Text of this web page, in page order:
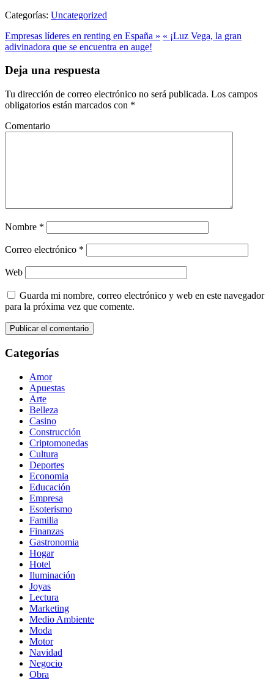
Categorías: Uncategorized
Empresas líderes en renting en España » « ¡Luz Vega, la gran
adivinadora que se encuentra en auge!
Deja una respuesta
Tu dirección de correo electrónico no será publicada. Los campos
obligatorios están marcados con *
Comentario
Nombre *
Correo electrónico *
Web
Guarda mi nombre, correo electrónico y web en este navegador
para la próxima vez que comente.
Categorías
Amor
Apuestas
Arte
Belleza
Casino
Construcción
Criptomonedas
Cultura
Deportes
Economia
Educación
Empresa
Esoterismo
Familia
Finanzas
Gastronomia
Hogar
Hotel
Iluminación
Joyas
Lectura
Marketing
Medio Ambiente
Moda
Motor
Navidad
Negocio
Obra